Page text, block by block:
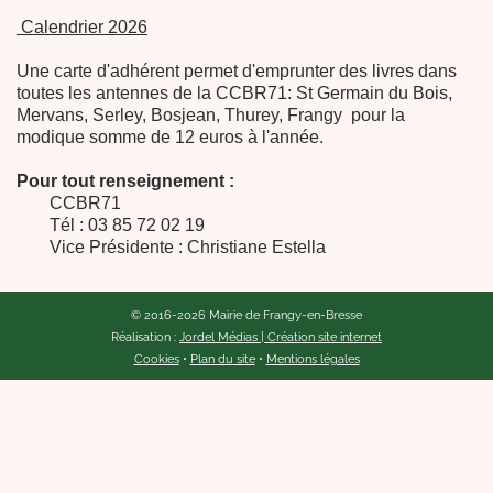
Calendrier 2026
Une carte d'adhérent permet d'emprunter des livres dans
toutes les antennes de la CCBR71: St Germain du Bois,
Mervans, Serley, Bosjean, Thurey, Frangy pour la
modique somme de 12 euros à l'année.
Pour tout renseignement :
CCBR71
Tél : 03 85 72 02 19
Vice Présidente : Christiane Estella
© 2016-2026 Mairie de Frangy-en-Bresse
Réalisation : Jordel Médias | Création site internet
Cookies• Plan du site• Mentions légales